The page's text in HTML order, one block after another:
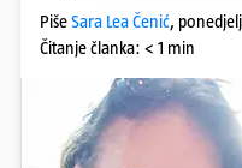
PišeSara Lea Čenić,
Čitanje članka: < 1 min